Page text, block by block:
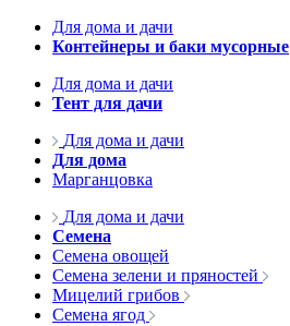
Для дома и дачи
Контейнеры и баки мусорные
Для дома и дачи
Тент для дачи
Для дома и дачи
Для дома
Марганцовка
Для дома и дачи
Семена
Семена овощей
Семена зелени и пряностей
Мицелий грибов
Семена ягод